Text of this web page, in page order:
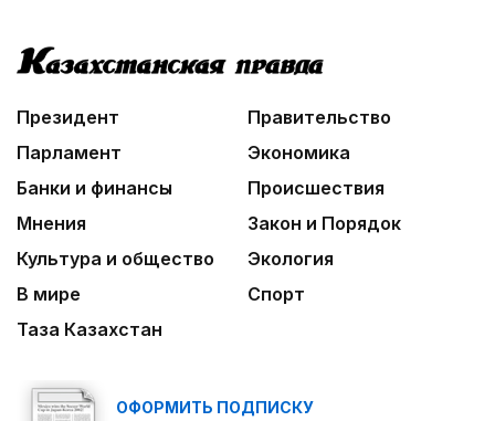
Президент
Правительство
Парламент
Экономика
Банки и финансы
Происшествия
Мнения
Закон и Порядок
Культура и общество
Экология
В мире
Спорт
Таза Казахстан
ОФОРМИТЬ ПОДПИСКУ